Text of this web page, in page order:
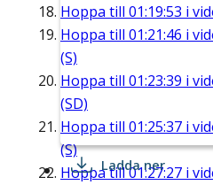
Hoppa till 01:19:53 i
Hoppa till 01:21:46 i
(S)
Hoppa till 01:23:39 i
(SD)
Hoppa till 01:25:37 i
(S)
Hoppa till01:27:27 i
Ladda ner